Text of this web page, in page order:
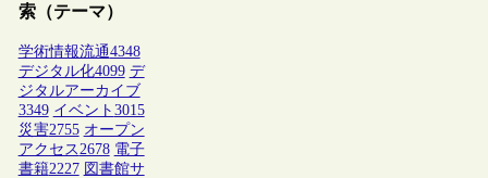
索（テーマ）
学術情報流通4348
デジタル化4099 デ
ジタルアーカイブ
3349 イベント 3015
災害2755 オープン
アクセス 2678 電子
書籍2227 図書館サ